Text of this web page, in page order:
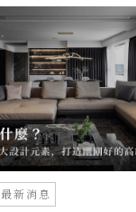
最新消息